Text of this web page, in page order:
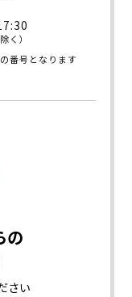
く）
番号となります
の
さい